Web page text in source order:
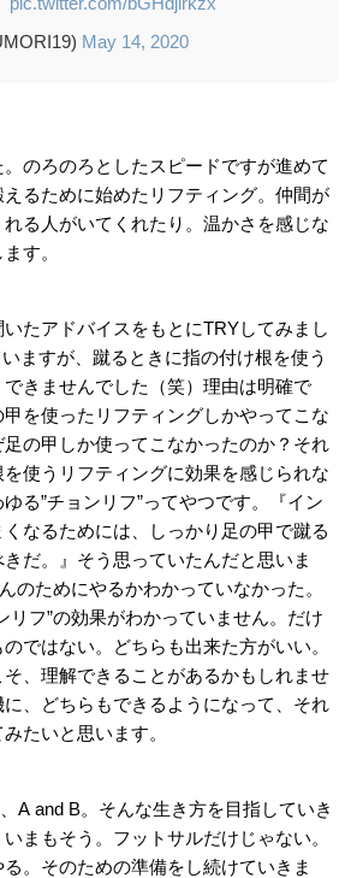
May 14, 2020
のろのろとしたスピードですが進めて
るために始めたリフティング。仲間が
る人がいてくれたり。温かさを感じな
す。
たアドバイスをもとにTRYしてみまし
ますが、蹴るときに指の付け根を使う
きませんでした（笑）理由は明確で
を使ったリフティングしかやってこな
の甲しか使ってこなかったのか？それ
使うリフティングに効果を感じられな
る”チョンリフ”ってやつです。『イン
なるためには、しっかり足の甲で蹴る
だ。』そう思っていたんだと思いま
のためにやるかわかっていなかった。
リフ”の効果がわかっていません。だけ
ではない。どちらも出来た方がいい。
、理解できることがあるかもしれませ
、どちらもできるようになって、それ
たいと思います。
A and B。そんな生き方を目指していき
まもそう。フットサルだけじゃない。
。そのための準備をし続けていきま